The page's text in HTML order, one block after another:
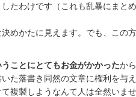
たわけです（これも乱暴にまと
めかたに見えます。でも、この方
ことにとてもお金がかかったか
た落書き同然の文章に権利を与
複製しようなんて人は全然いませ